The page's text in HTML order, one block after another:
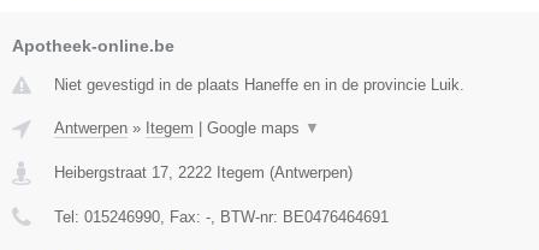
Apotheek-online.be
Niet gevestigd in de plaats Haneffe en in de provincie Luik.
Antwerpen » Itegem | Google maps ▼
Heibergstraat 17 2222 Itegem (Antwerpen)
Tel: 015246990 , Fax: - , BTW-nr: BE0476464691